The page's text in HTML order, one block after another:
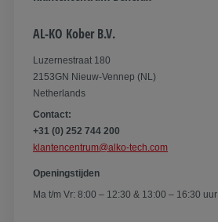
AL-KO Kober B.V.
Luzernestraat 180
2153GN Nieuw-Vennep (NL)
Netherlands
Contact:
+31 (0) 252 744 200
klantencentrum@alko-tech.com
Openingstijden
Ma t/m Vr: 8:00 – 12:30 & 13:00 – 16:30 uur